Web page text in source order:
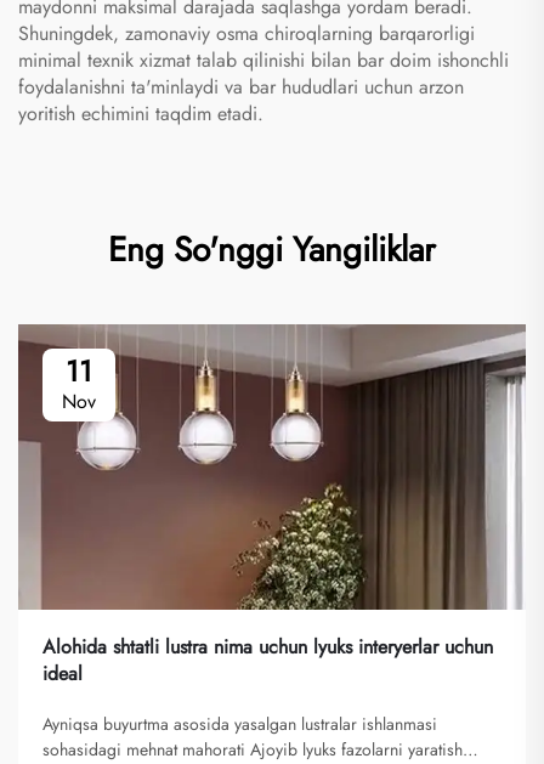
maydonni maksimal darajada saqlashga yordam beradi.
Shuningdek, zamonaviy osma chiroqlarning barqarorligi
minimal texnik xizmat talab qilinishi bilan bar doim ishonchli
foydalanishni ta'minlaydi va bar hududlari uchun arzon
yoritish echimini taqdim etadi.
Eng So'nggi Yangiliklar
11
Nov
Alohida shtatli lustra nima uchun lyuks interyerlar uchun
ideal
Ayniqsa buyurtma asosida yasalgan lustralar ishlanmasi
sohasidagi mehnat mahorati Ajoyib lyuks fazolarni yaratish